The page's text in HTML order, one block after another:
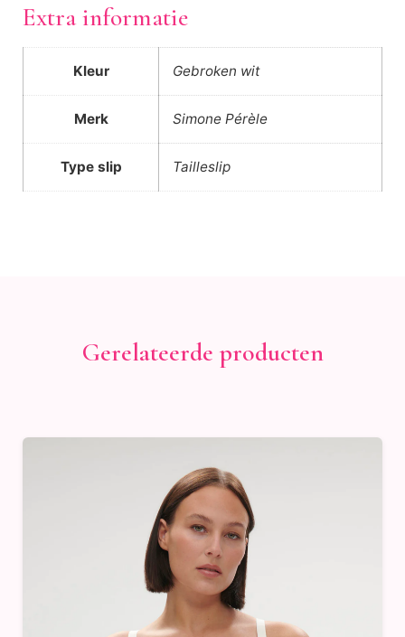
Extra informatie
Kleur Gebroken wit
Merk Simone Pérèle
Type slip Tailleslip
Gerelateerde producten